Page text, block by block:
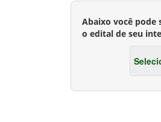
Abaixo você pode
o edital de seu